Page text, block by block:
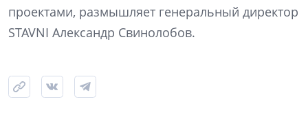
проектами, размышляет генеральный директор
STAVNI Александр Свинолобов.